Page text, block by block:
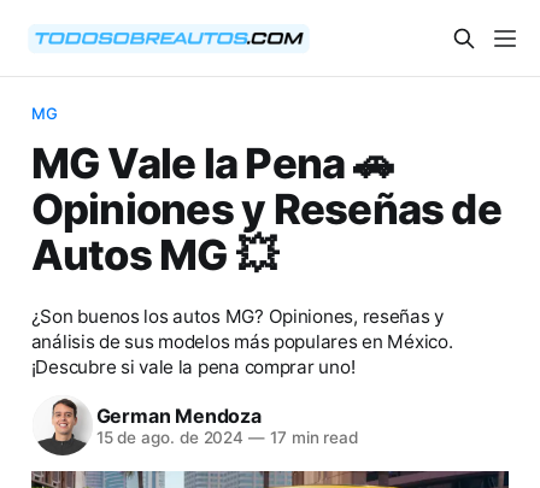
MG
MG Vale la Pena 🚗
Opiniones y Reseñas de
Autos MG 💥
¿Son buenos los autos MG? Opiniones, reseñas y
análisis de sus modelos más populares en México.
¡Descubre si vale la pena comprar uno!
German Mendoza
15 de ago. de 2024 — 17 min read